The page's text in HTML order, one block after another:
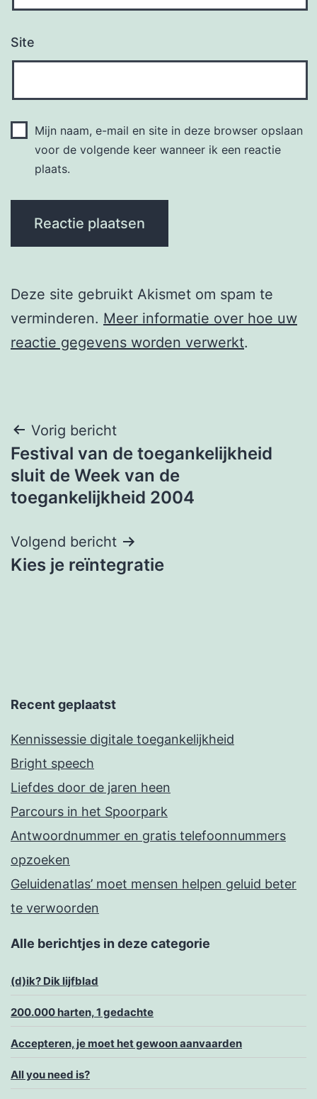
Site
Mijn naam, e-mail en site in deze browser opslaan
voor de volgende keer wanneer ik een reactie
plaats.
Deze site gebruikt Akismet om spam te
verminderen. Meer informatie over hoe uw
reactie gegevens worden verwerkt.
Berichtnavigatie
Vorig bericht
Festival van de toegankelijkheid
sluit de Week van de
toegankelijkheid 2004
Volgend bericht
Kies je reïntegratie
Recent geplaatst
Kennissessie digitale toegankelijkheid
Bright speech
Liefdes door de jaren heen
Parcours in het Spoorpark
Antwoordnummer en gratis telefoonnummers
opzoeken
Geluidenatlas’ moet mensen helpen geluid beter
te verwoorden
Alle berichtjes in deze categorie
(d)ik? Dik lijfblad
200.000 harten, 1 gedachte
Accepteren, je moet het gewoon aanvaarden
All you need is?